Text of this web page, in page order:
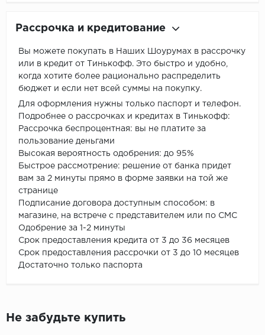
Рассрочка и кредитование
Вы можете покупать в Наших Шоурумах в рассрочку
или в кредит от Тинькофф. Это быстро и удобно,
когда хотите более рационально распределить
бюджет и если нет всей суммы на покупку.
Для оформления нужны только паспорт и телефон.
Подробнее о рассрочках и кредитах в Тинькофф:
Рассрочка беспроцентная: вы не платите за
пользование деньгами
Высокая вероятность одобрения: до 95%
Быстрое рассмотрение: решение от банка придет
вам за 2 минуты прямо в форме заявки на той же
странице
Подписание договора доступным способом: в
магазине, на встрече с представителем или по СМС
Одобрение за 1-2 минуты
Срок предоставления кредита от 3 до 36 месяцев
Срок предоставления рассрочки от 3 до 10 месяцев
Достаточно только паспорта
Не забудьте купить